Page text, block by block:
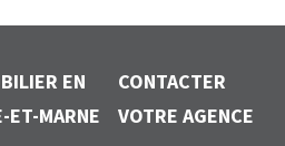
EN
ET-MARNE
CONTACTER
VOTRE AGENCE